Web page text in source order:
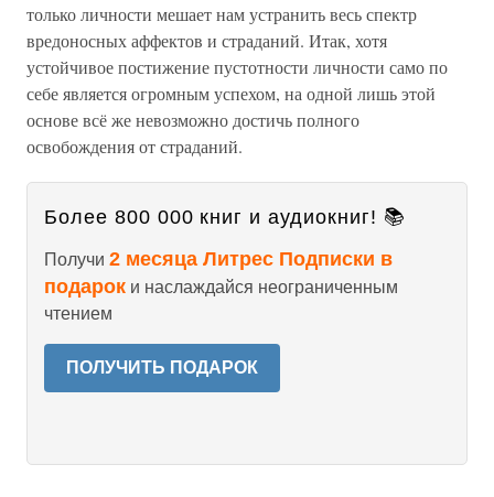
только личности мешает нам устранить весь спектр
вредоносных аффектов и страданий. Итак, хотя
устойчивое постижение пустотности личности само по
себе является огромным успехом, на одной лишь этой
основе всё же невозможно достичь полного
освобождения от страданий.
Более 800 000 книг и аудиокниг! 📚
Получи 2 месяца Литрес Подписки в
подарок и наслаждайся неограниченным
чтением
ПОЛУЧИТЬ ПОДАРОК